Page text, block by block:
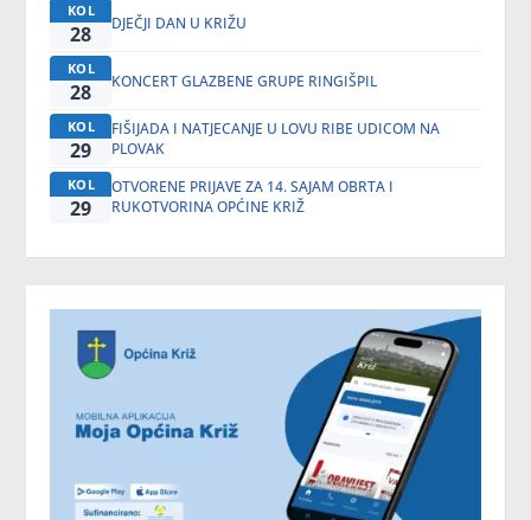
KOL
28 DJEČJI DAN U KRIŽU
KOL
28 KONCERT GLAZBENE GRUPE RINGIŠPIL
KOL
29
FIŠIJADA I NATJECANJE U LOVU RIBE UDICOM NA
PLOVAK
KOL
29
OTVORENE PRIJAVE ZA 14. SAJAM OBRTA I
RUKOTVORINA OPĆINE KRIŽ